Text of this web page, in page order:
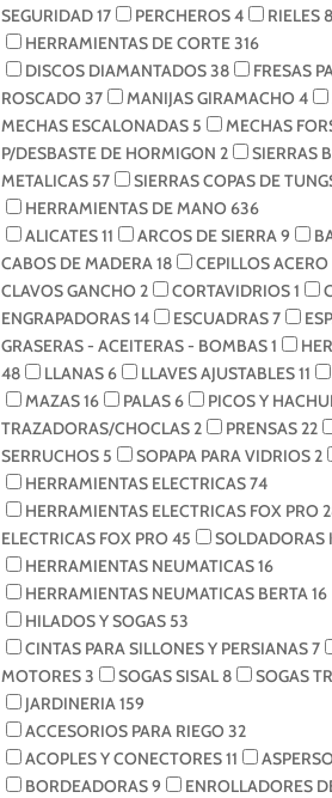
SEGURIDAD17 PERCHEROS4 RIELES 8
HERRAMIENTAS DE CORTE316
DISCOS DIAMANTADOS38 FRESAS
ROSCADO 37 MANIJAS GIRAMACHO 4
MECHAS ESCALONADAS 5 MECHAS
P/DESBASTE DE HORMIGON 2 SIERRAS
METALICAS 57 SIERRAS COPAS DE
HERRAMIENTAS DE MANO 636
ALICATES11 ARCOS DE SIERRA9
CABOS DE MADERA18 CEPILLOS
CLAVOS GANCHO 2 CORTAVIDRIOS1
ENGRAPADORAS14 ESCUADRAS7
GRASERAS - ACEITERAS - BOMBAS1
48
LLANAS6 LLAVES AJUSTABLES11
MAZAS16 PALAS6 PICOS Y
TRAZADORAS/CHOCLAS2 PRENSAS22
SERRUCHOS 5 SOPAPA PARA VIDRIOS2
HERRAMIENTAS ELECTRICAS74
HERRAMIENTAS ELECTRICAS FOX PRO
ELECTRICAS FOX PRO 45 SOLDADORAS
HERRAMIENTAS NEUMATICAS16
HERRAMIENTAS NEUMATICAS BERTA16
HILADOS Y SOGAS 53
CINTAS PARA SILLONES Y PERSIANAS7
MOTORES3 SOGAS SISAL 8 SOGAS
JARDINERIA159
ACCESORIOS PARA RIEGO 32
ACOPLES Y CONECTORES11
BORDEADORAS9 ENROLLADORES